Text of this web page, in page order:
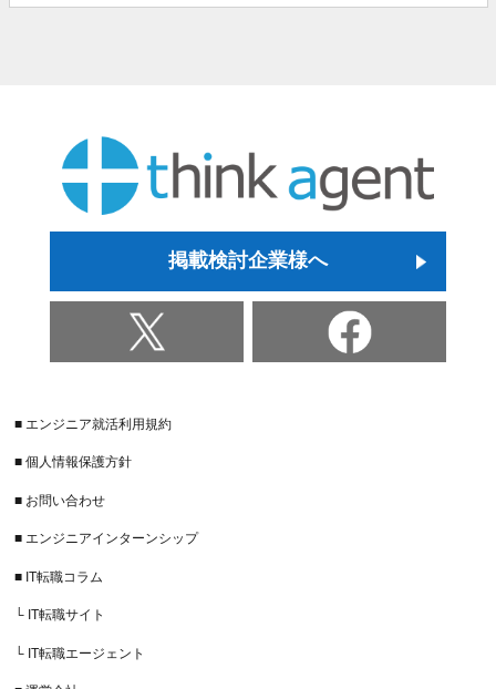
掲載検討企業様へ
■ エンジニア就活利用規約
■ 個人情報保護方針
■ お問い合わせ
■ エンジニアインターンシップ
■ IT転職コラム
└ IT転職サイト
└ IT転職エージェント